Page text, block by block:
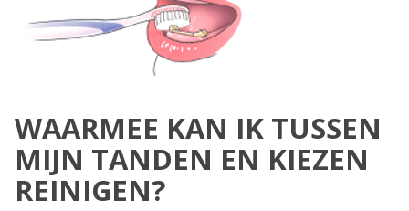
WAARMEE KAN IK TUSSEN
MIJN TANDEN EN KIEZEN
REINIGEN?